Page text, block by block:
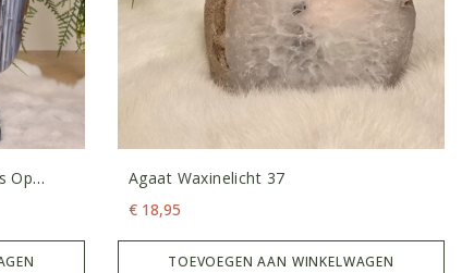
Op
Agaat Waxinelicht 37
€ 18,95
TOEVOEGEN AAN WINKELWAGEN